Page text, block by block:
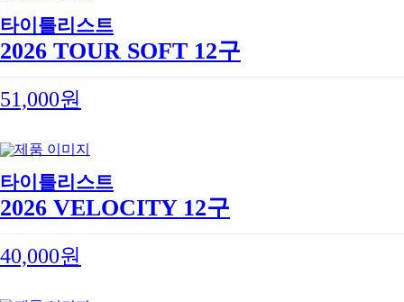
타이틀리스트
2026 TOUR SOFT 12구
51,000원
타이틀리스트
2026 VELOCITY 12구
40,000원